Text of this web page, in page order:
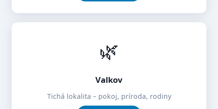
🌿
Valkov
Tichá lokalita – pokoj, príroda, rodiny